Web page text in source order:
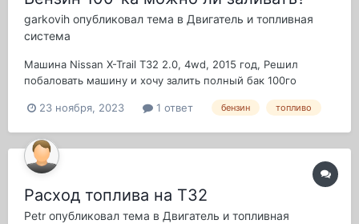
garkovih опубликовал тема в Двигатель и топливная
система
Машина Nissan X-Trail T32 2.0, 4wd, 2015 год, Решил
побаловать машину и хочу залить полный бак 100го
вообще можно залить 100ку или нельзя этого делать ?
23 ноября, 2023 1 ответ бензин топливо
Расход топлива на Т32
Petr опубликовал тема в Двигатель и топливная